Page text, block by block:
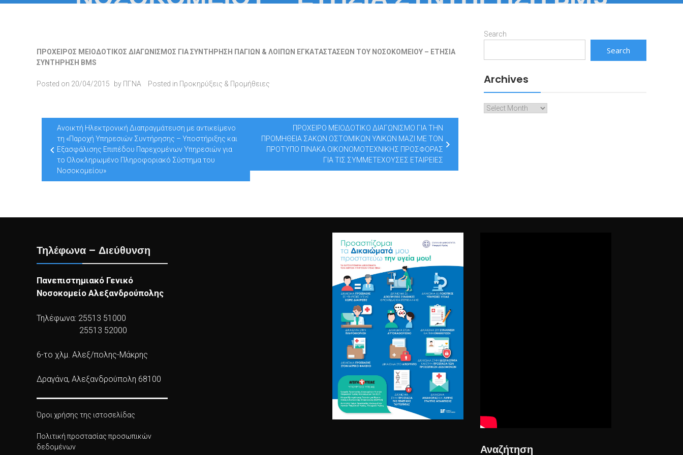
ΠΡΟΧΕΙΡΟΣ ΜΕΙΟΔΟΤΙΚΟΣ ΔΙΑΓΩΝΙΣΜΟΣ ΓΙΑ ΣΥΝΤΗΡΗΣΗ ΠΑΓΙΩΝ & ΛΟΙΠΩΝ ΕΓΚΑΤΑΣΤΑΣΕΩΝ ΤΟΥ ΝΟΣΟΚΟΜΕΙΟΥ – ΕΤΗΣΙΑ
ΣΥΝΤΗΡΗΣΗ BMS
Posted on 20/04/2015 by ΠΓΝΑ Posted in Προκηρύξεις & Προμήθειες
Post
navigation
Ανοικτή Ηλεκτρονική Διαπραγμάτευση με αντικείμενο
τη «Παροχή Υπηρεσιών Συντήρησης – Υποστήριξης και
Εξασφάλισης Επιπέδου Παρεχομένων Υπηρεσιών για
το Ολοκληρωμένο Πληροφοριακό Σύστημα του
Νοσοκομείου»
ΠΡΟΧΕΙΡΟ ΜΕΙΟΔΟΤΙΚΟ ΔΙΑΓΩΝΙΣΜΟ ΓΙΑ ΤΗΝ
ΠΡΟΜΗΘΕΙΑ ΣΑΚΩΝ ΟΣΤΟΜΙΚΩΝ ΥΛΙΚΩΝ ΜΑΖΙ ΜΕ ΤΟΝ
ΠΡΟΤΥΠΟ ΠΙΝΑΚΑ ΟΙΚΟΝΟΜΟΤΕΧΝΙΚΗΣ ΠΡΟΣΦΟΡΑΣ
ΓΙΑ ΤΙΣ ΣΥΜΜΕΤΕΧΟΥΣΕΣ ΕΤΑΙΡΕΙΕΣ
Search
Search
Archives
Archives
Τηλέφωνα – Διεύθυνση
Πανεπιστημιακό Γενικό
Νοσοκομείο Αλεξανδρούπολης
Τηλέφωνα: 25513 51000
25513 52000
6-το χλμ. Αλεξ/πολης-Μάκρης
Δραγάνα, Αλεξανδρούπολη 68100
Όροι χρήσης της ιστοσελίδας
Πολιτική προστασίας προσωπικών
δεδομένων
Αναζήτηση